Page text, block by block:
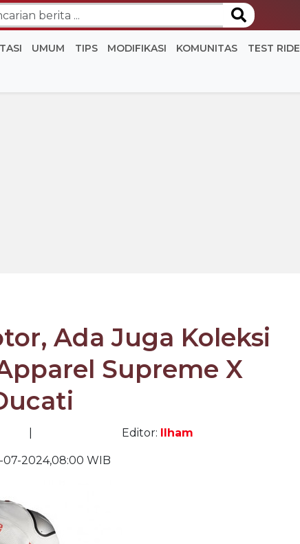
UMUM TIPS MODIFIKASI KOMUNITAS TEST RIDE
Ada Juga Koleksi
Supreme X
Editor: Ilham
07-2024,08:00 WIB